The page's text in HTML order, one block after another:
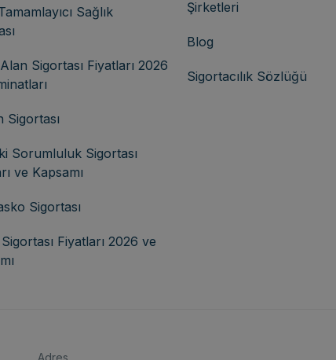
Sağlık
Sigortası Fiyatları 2026
Sigortası
Sorumluluk Sigortası
ve Kapsamı
Sigortası
Sigortası Fiyatları 2026 ve
Şirketleri
Blog
Sigortacılık Sözlüğü
Adres